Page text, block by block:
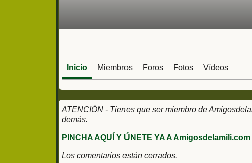
Inicio Miembros Foros Fotos Vídeos
ATENCIÓN - Tienes que ser miembro de
demás.
PINCHA AQUÍ Y ÚNETE YA A Amigosdelamili.com
Los comentarios están cerrados.